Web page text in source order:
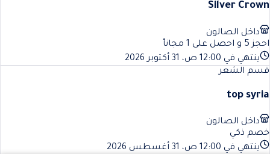
Silver Crown
داخل الصالون
احجز 5 و احصل على 1 مجانأ
ينتهي في 12:00 ص، 31 أكتوبر 2026
قسم الشعر
top syria
داخل الصالون
خصم ذكي
ينتهي في 12:00 ص، 31 أغسطس 2026